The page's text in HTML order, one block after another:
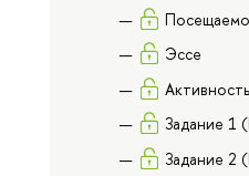
Эссе
Задание 1
Задание 2